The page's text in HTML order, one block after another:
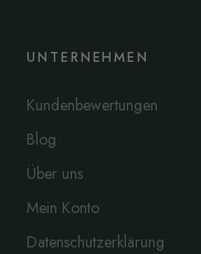
UNTERNEHMEN
Kundenbewertungen
Blog
Über uns
Mein Konto
Datenschutzerklärung